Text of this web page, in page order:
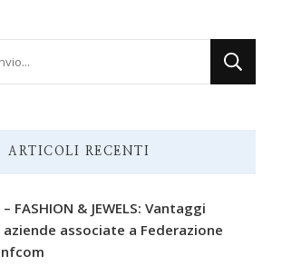
ARTICOLI RECENTI
– FASHION & JEWELS: Vantaggi
associate a Federazione